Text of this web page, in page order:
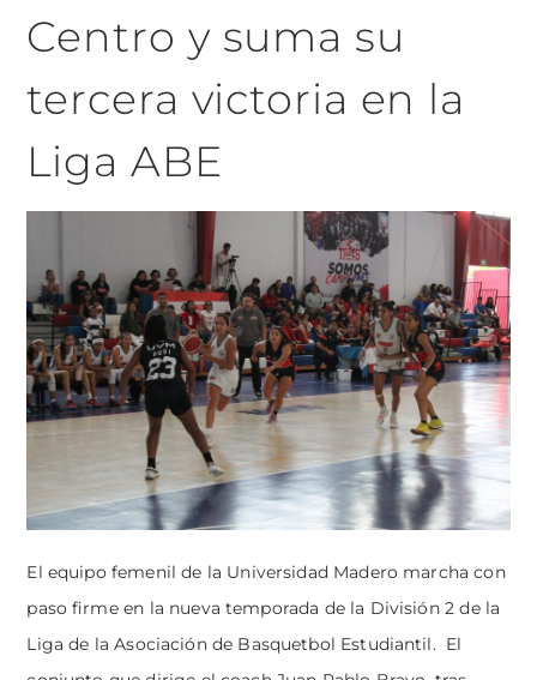
Centro y suma su
tercera victoria en la
Liga ABE
El equipo femenil de la Universidad Madero marcha con
paso firme en la nueva temporada de la División 2 de la
Liga de la Asociación de Basquetbol Estudiantil. El